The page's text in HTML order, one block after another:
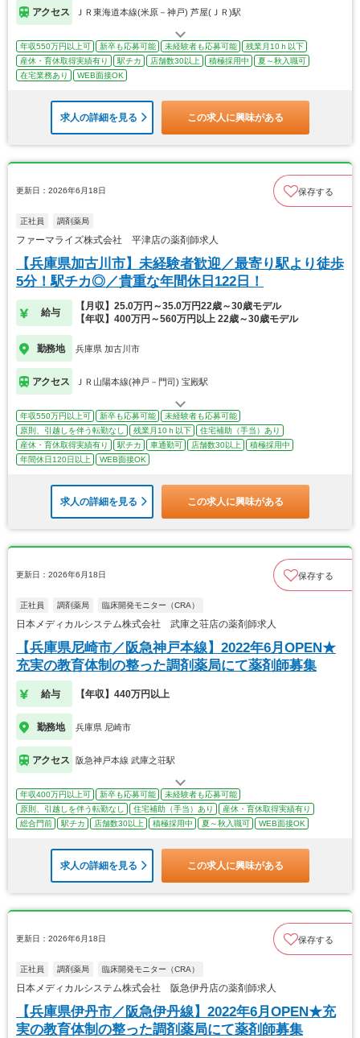
アクセス ＪＲ東海道本線(米原－神戸) 芦屋(ＪＲ)駅
年収550万円以上可 新卒も応募可能 未経験者も応募可能
残業月10ｈ以下
産休・育休取得実績有り
駅チカ 店舗数30以上 積極採用中
夏～秋入職可
在宅業務あり
WEB面接OK
求人の詳細を見る この求人に興味がある
更新日：2026年6月18日 保存する
正社員 調剤薬局
ファーマライズ株式会社 平津店の薬剤師求人
【兵庫県加古川市】未経験者歓迎／最寄り駅より徒歩
5分！駅チカ◎／貴重な年間休日122日！
給与
【月収】25.0万円～35.0万円22歳～30歳モデル
【年収】400万円～560万円以上 22歳～30歳モデル
勤務地 兵庫県 加古川市
アクセス ＪＲ山陽本線(神戸－門司) 宝殿駅
年収550万円以上可 新卒も応募可能
未経験者も応募可能
原則、引越しを伴う転勤なし
残業月10ｈ以下
住宅補助（手当）あり
産休・育休取得実績有り
駅チカ 車通勤可 店舗数30以上
積極採用中
年間休日120日以上
WEB面接OK
求人の詳細を見る この求人に興味がある
更新日：2026年6月18日 保存する
正社員 調剤薬局 臨床開発モニター（CRA）
日本メディカルシステム株式会社 武庫之荘店の薬剤師求人
【兵庫県尼崎市／阪急神戸本線】2022年6月OPEN★
充実の教育体制の整った調剤薬局にて薬剤師募集
給与 【年収】440万円以上
勤務地 兵庫県 尼崎市
アクセス 阪急神戸本線 武庫之荘駅
年収400万円以上可 新卒も応募可能
未経験者も応募可能
原則、引越しを伴う転勤なし
住宅補助（手当）あり
産休・育休取得実績有り
総合門前
駅チカ 店舗数30以上 積極採用中 夏～秋入職可 WEB面接OK
求人の詳細を見る この求人に興味がある
更新日：2026年6月18日 保存する
正社員 調剤薬局 臨床開発モニター（CRA）
日本メディカルシステム株式会社 阪急伊丹店の薬剤師求人
【兵庫県伊丹市／阪急伊丹線】2022年6月OPEN★充
実の教育体制の整った調剤薬局にて薬剤師募集